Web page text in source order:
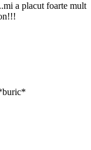
a placut foarte mult